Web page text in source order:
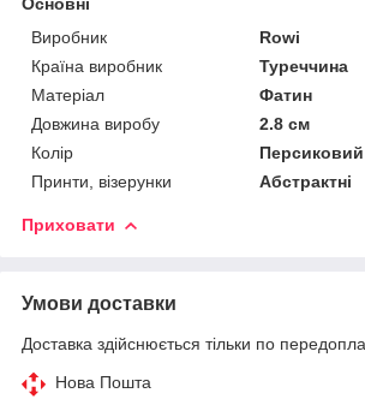
Виробник
Rowi
Країна виробник
Туреччина
Матеріал
Фатин
Довжина виробу
2.8 см
Колір
Персиковий
Принти, візерунки
Абстрактні
Приховати
Умови доставки
Доставка здійснюється тільки по
Нова Пошта